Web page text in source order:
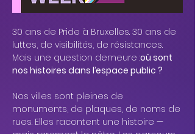
30 ans de Pride à Bruxelles. 30 ans de
luttes, de visibilités, de résistances.
Mais une question demeure :où sont
nos histoires dans l’espace public ?
Nos villes sont pleines de
monuments, de plaques, de noms de
rues. Elles racontent une histoire —